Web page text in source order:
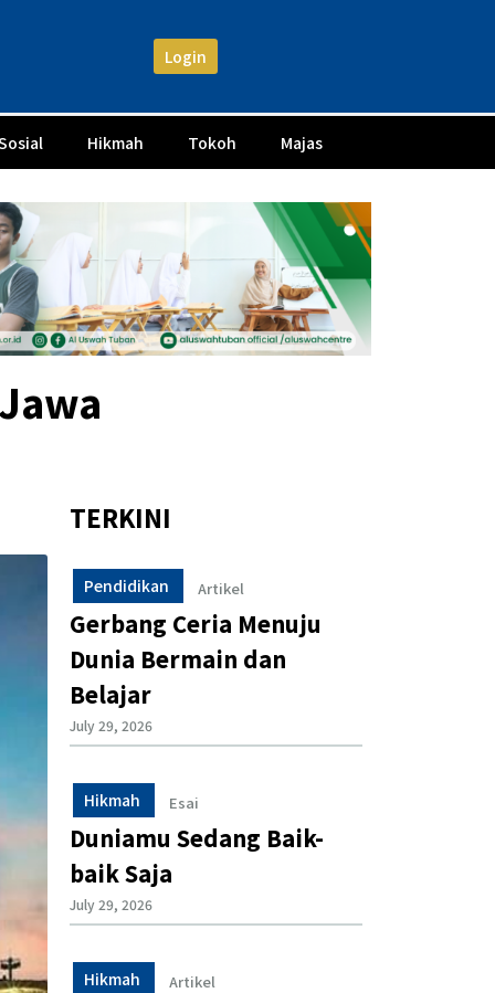
Login
Hikmah Tokoh Majas
TERKINI
Pendidikan Artikel
Gerbang Ceria Menuju
Dunia Bermain dan
Belajar
July 29, 2026
Hikmah Esai
Duniamu Sedang Baik-
baik Saja
July 29, 2026
Hikmah Artikel